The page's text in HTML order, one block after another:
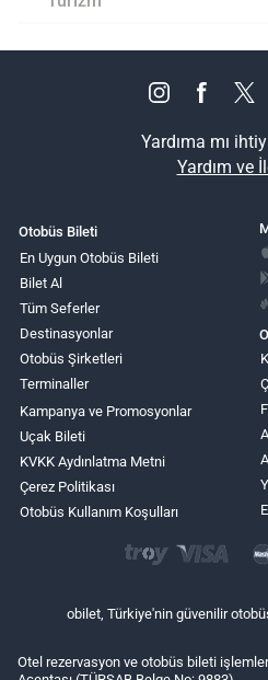
Yardıma mı
Yardım ve
Otobüs Bileti
En Uygun Otobüs Bileti
Bilet Al
Tüm Seferler
Destinasyonlar
Otobüs Şirketleri
Terminaller
Kampanya ve Promosyonlar
Uçak Bileti
KVKK Aydınlatma Metni
Çerez Politikası
Otobüs Kullanım Koşulları
obilet, Türkiye'nin güvenilir
Otel rezervasyon ve otobüs bileti